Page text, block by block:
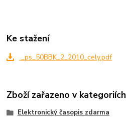
Ke stažení
_ps_50BBK_2_2010_cely.pdf
Zboží zařazeno v kategoriích
Elektronický časopis zdarma